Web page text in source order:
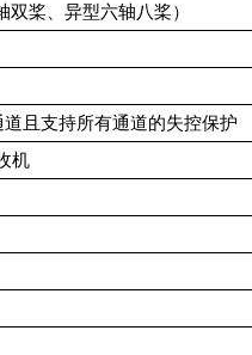
双桨、异型六轴八桨）
道且支持所有通道的失控保护
机